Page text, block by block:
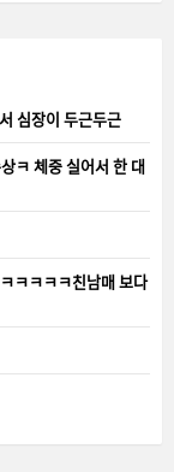
심장이 두근두근
ㅋ 체중 실어서 한 대
ㅋㅋㅋㅋㅋ친남매 보다